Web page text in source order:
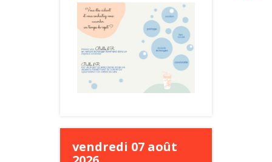
vendredi 07 août